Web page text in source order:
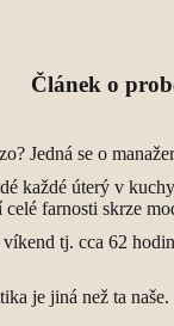
Článek o
Jedná se o
každé úterý v
farnosti skrze
tj. cca 62
je jiná než ta